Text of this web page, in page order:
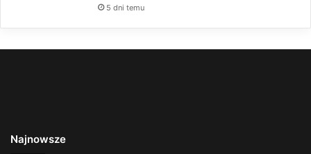
5 dni temu
Najnowsze